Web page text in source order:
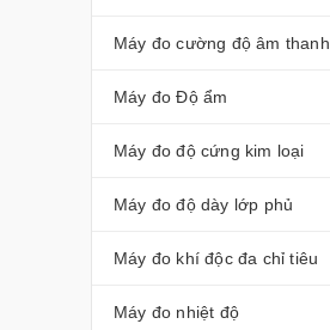
Máy đo cường độ âm thanh
Máy đo Độ ẩm
Máy đo độ cứng kim loại
Máy đo độ dày lớp phủ
Máy đo khí độc đa chỉ tiêu
Máy đo nhiệt độ